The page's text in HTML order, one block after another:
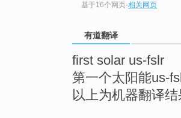
基于16个网页-相关网页
有道翻译
first solar us-fslr
第一个太阳能us-
以上为机器翻译